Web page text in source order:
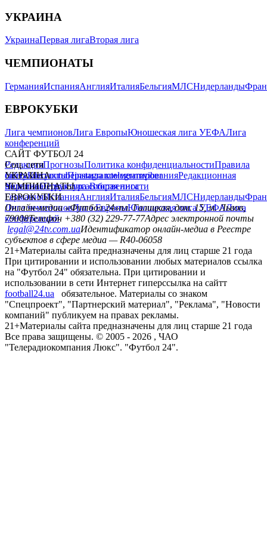
УКРАИНА
УкраинаПервая лигаВторая лига
ЧЕМПИОНАТЫ
ГерманияИспанияАнглияИталияБельгияМЛСНидерланды
ЕВРОКУБКИ
Лига чемпионовЛига ЕвропыЮношеская лига УЕФАЛига
конференций
САЙТ ФУТБОЛ 24
РедакцияПрогнозыПолитика конфиденциальностиПравила
сайтуКонтактыПравила комментированияРедакционная
политикаСтруктура собственности
Соц. сети
facebookxyoutubeinstagramtelegramviber
УКРАИНА
УкраинаПервая лигаВторая лига
ЧЕМПИОНАТЫ
ГерманияИспанияАнглияИталияБельгияМЛСНидерланды
ЕВРОКУБКИ
Лига чемпионовЛига ЕвропыЮношеская лига УЕФАЛига
конференций
Онлайн-медиа «Футбол 24»пл. Галицкая, дом. 15, м. Львов,
79008Телефон +380 (32) 229-77-77Адрес электронной почты
legal@24tv.com.uaИдентификатор онлайн-медиа в Реестре
субъектов в сфере медиа — R40-06058
21+Материалы сайта предназначены для лиц старше 21 года
При цитировании и использовании любых материалов ссылка
на "Футбол 24" обязательна. При цитировании и
использовании в сети Интернет гиперссылка на сайтт
football24.ua
обязательное. Материалы со знаком
"Спецпроект", "Партнерский материал", "Реклама", "Новости
компаний" публикуем на правах рекламы.
21+Материалы сайта предназначены для лиц старше 21 года
Все права защищены. © 2005 - 2026 , ЧАО
"Телерадиокомпания Люкс". "Футбол 24".